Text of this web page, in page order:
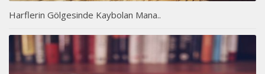
Harflerin Gölgesinde Kaybolan Mana..